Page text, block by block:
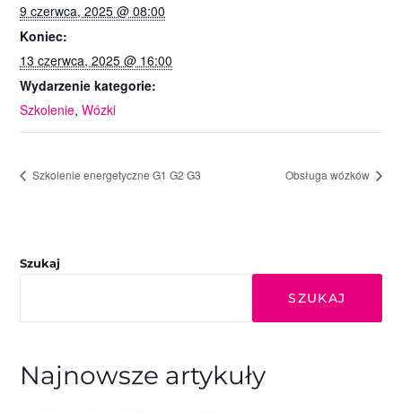
9 czerwca, 2025 @ 08:00
Koniec:
13 czerwca, 2025 @ 16:00
Wydarzenie kategorie:
Szkolenie,Wózki
Szkolenie energetyczne G1 G2 G3 Obsługa wózków
Szukaj
SZUKAJ
Najnowsze artykuły